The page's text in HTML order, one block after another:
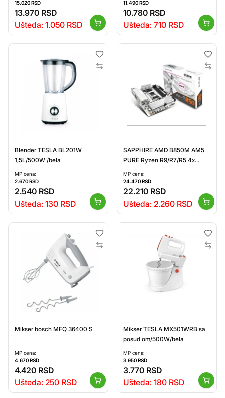
15.020RSD
13.970 RSD
Ušteda: 1.050 RSD
11.490RSD
10.780 RSD
Ušteda: 710 RSD
Blender TESLA BL201W
1,5L/500W /bela
MP cena:
2.670RSD
2.540 RSD
Ušteda: 130 RSD
SAPPHIRE AMD B850M AM5
PURE Ryzen R9/R7/R5 4x
MP cena:
24.470RSD
22.210 RSD
Ušteda: 2.260 RSD
Mikser bosch MFQ 36400 S
MP cena:
4.670RSD
4.420 RSD
Ušteda: 250 RSD
Mikser TESLA MX501WRB sa
posud om/500W/bela
MP cena:
3.950RSD
3.770 RSD
Ušteda: 180 RSD